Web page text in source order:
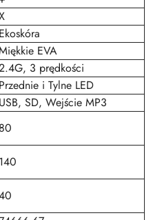
Ekoskóra
EVA
3 prędkości
Przednie i Tylne LED
USB, SD, Wejście MP3
80
140